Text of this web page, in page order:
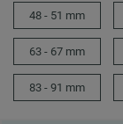
48 - 51 mm
63 - 67 mm
83 - 91 mm